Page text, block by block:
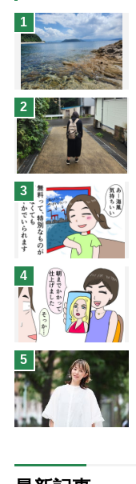
猫が母になつきま
息子の遠距離介護
兄がボケました
予防法
1
2
3
4
5